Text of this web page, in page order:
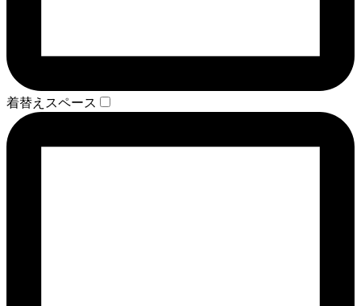
着替えスペース